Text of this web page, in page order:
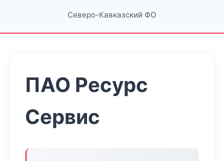
Северо-Кавказский ФО
ПАО Ресурс
Сервис